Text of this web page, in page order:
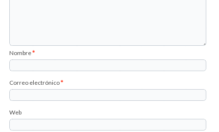
Nombre*
Correo electrónico*
Web